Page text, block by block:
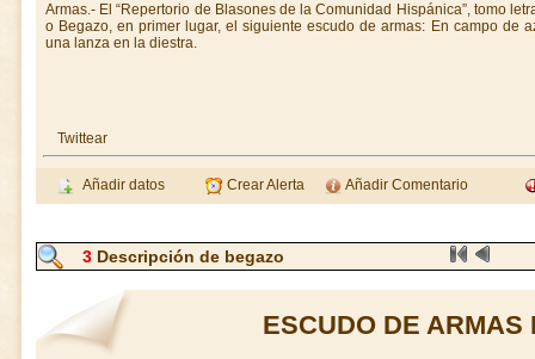
Armas.- El “Repertorio de Blasones de la Comunidad Hispánica”, tomo
o Begazo, en primer lugar, el siguiente escudo de armas: En campo de
una lanza en la diestra.
Twittear
Añadir datos Crear Alerta Añadir Comentario
3Descripción de begazo
ESCUDO DE ARMAS